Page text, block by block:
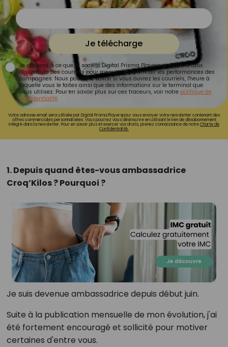
Je télécharge
Je consens à ce que la société Digital Prisma Players analyse le taux
d'ouverture des courriels pour mesurer et optimiser les performances des
campagnes. Nous pourrons savoir si vous ouvrez les courriels, l'heure à
laquelle vous le faites ainsi que des informations sur le terminal que
vous utilisez. Pour en savoir plus sur ces traceurs, voir notre politique de
confidentialité.
Votre adresse email sera utilisée par Digital Prisma Playerspour vous envoyer votre newsletter contenant des
offres commerciales personnalisées. Vous pourrez vous désinscrire en utilisant le lien de désabonnement
intégré dans la newsletter. Pour en savoir plus et exercer vos droits, prenez connaissance de notreCharte de
Confidentialité.
1. Depuis quand êtes-vous ambassadrice
Croq’Kilos ? Pourquoi ?
Je suis devenue ambassadrice depuis début juin.
Suite à la publication mensuelle de mon évolution, j'ai
été fortement encouragé et sollicité pour motiver
certaines d'entre vous.